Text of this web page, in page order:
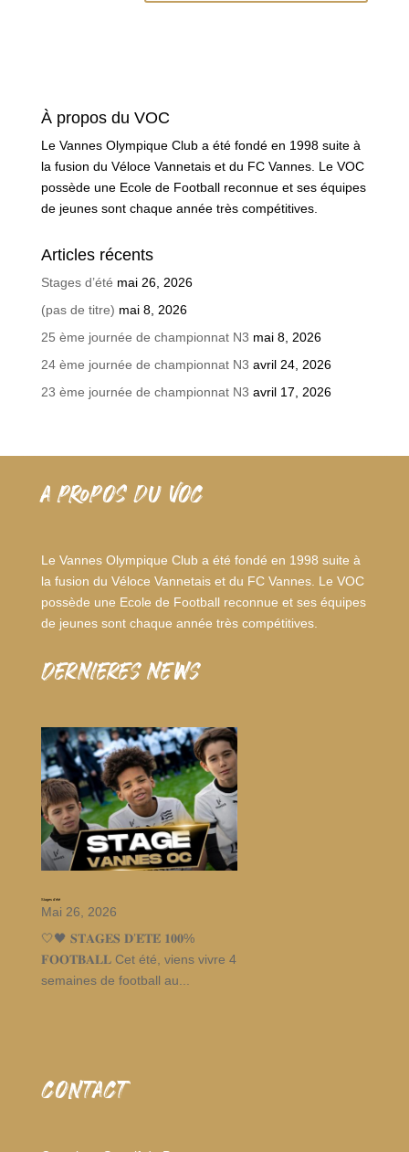
À propos du VOC
Le Vannes Olympique Club a été fondé en 1998 suite à
la fusion du Véloce Vannetais et du FC Vannes. Le VOC
possède une Ecole de Football reconnue et ses équipes
de jeunes sont chaque année très compétitives.
Articles récents
Stages d’été mai 26, 2026
(pas de titre) mai 8, 2026
25 ème journée de championnat N3 mai 8, 2026
24 ème journée de championnat N3 avril 24, 2026
23 ème journée de championnat N3 avril 17, 2026
A PROPOS DU VOC
Le Vannes Olympique Club a été fondé en 1998 suite à
la fusion du Véloce Vannetais et du FC Vannes. Le VOC
possède une Ecole de Football reconnue et ses équipes
de jeunes sont chaque année très compétitives.
dernieres news
Stages d’été
Mai 26, 2026
🤍🖤 𝐒𝐓𝐀𝐆𝐄𝐒 𝐃’𝐄́𝐓𝐄́ 𝟏𝟎𝟎%
𝐅𝐎𝐎𝐓𝐁𝐀𝐋𝐋 Cet été, viens vivre 4
semaines de football au...
CONTACT